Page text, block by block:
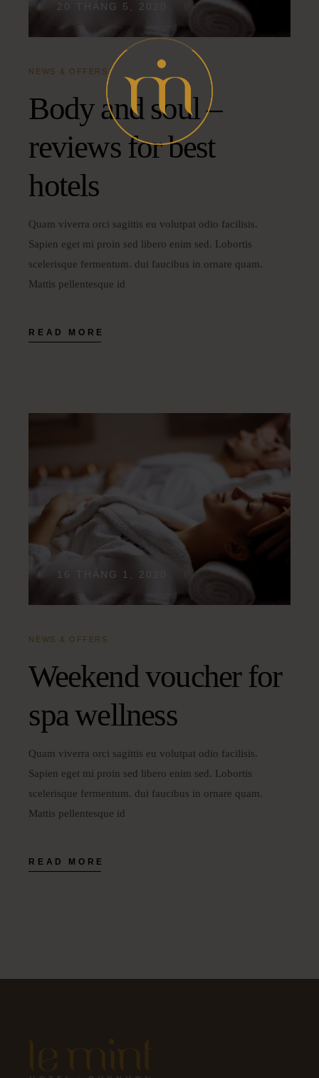
20 THÁNG 5, 2020
NEWS & OFFERS
Body and soul –
reviews for best
hotels
Quam viverra orci sagittis eu volutpat odio facilisis.
Sapien eget mi proin sed libero enim sed. Lobortis
scelerisque fermentum. dui faucibus in ornare quam.
Mattis pellentesque id
READ MORE
16 THÁNG 1, 2020
NEWS & OFFERS
Weekend voucher for
spa wellness
Quam viverra orci sagittis eu volutpat odio facilisis.
Sapien eget mi proin sed libero enim sed. Lobortis
scelerisque fermentum. dui faucibus in ornare quam.
Mattis pellentesque id
READ MORE